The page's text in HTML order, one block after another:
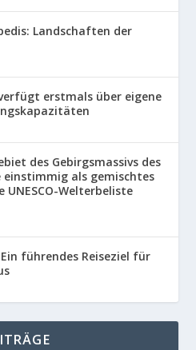
Landschaften der
erstmals über eigene
des Gebirgsmassivs des
einstimmig als gemischtes
UNESCO-Welterbeliste
führendes Reiseziel für